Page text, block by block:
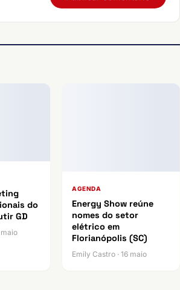
do
GD
maio
AGENDA
Energy Show reúne
nomes do setor
elétrico em
Florianópolis (SC)
Emily Castro · 16 maio